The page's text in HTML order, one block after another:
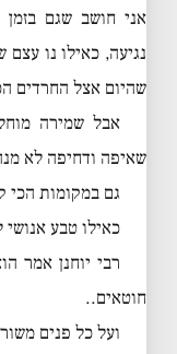
אני חושב שגם
נגיעה, כאילו נו
שהיום אצל החרדים
אבל שמירה
שאיפה ודחיפה לא
גם במקומות הכי
כאילו טבע
רבי יוחנן אמר
חוטאים..
ועל כל פנים